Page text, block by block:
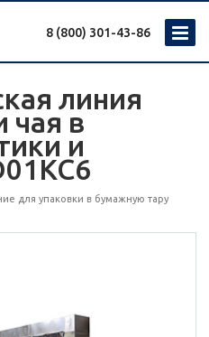
8 (800) 301-43-86
линия
чая в
и
для упаковки в бумажную тару